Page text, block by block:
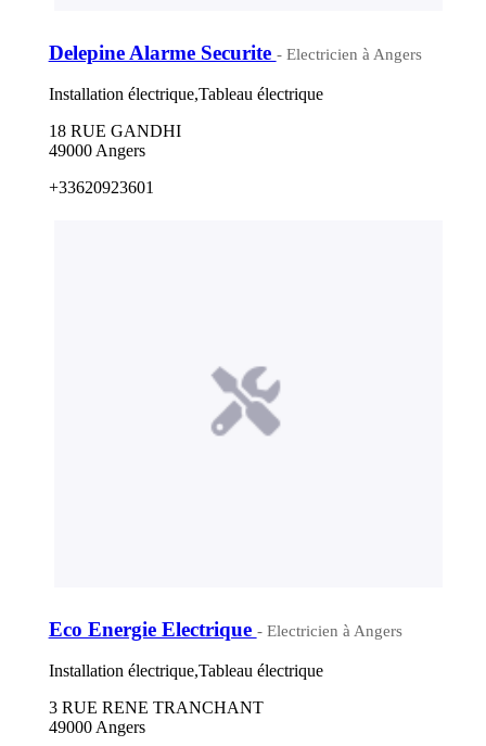
Delepine Alarme Securite - Electricien à Angers
Installation électrique,Tableau électrique
18 RUE GANDHI
49000 Angers
+33620923601
Eco Energie Electrique - Electricien à Angers
Installation électrique,Tableau électrique
3 RUE RENE TRANCHANT
49000 Angers